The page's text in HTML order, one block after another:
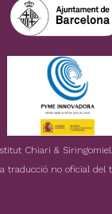
Chiari &
traducció no oficial